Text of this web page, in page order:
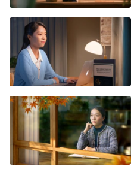
기억력이 나빠서 구체적
세히 기억나지 않으니 더
고 분명하게 기억나는 것
습니다. 제가 이렇게 생
책을 느꼈습니다. 이런 행
를 쓰는 게 아닌가 싶었
역이 사람을 드러내는 마
로 나뉘는 때입니다. 악인
이 모두 교회에서 제명되